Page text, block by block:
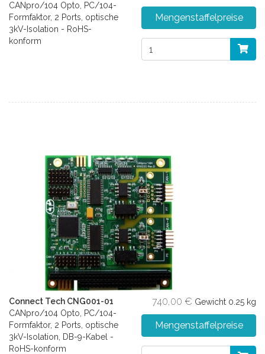
CANpro/104 Opto, PC/104-
Formfaktor, 2 Ports, optische
3kV-Isolation - RoHS-
konform
Mengenstaffelpreise
Connect Tech CNG001-01
CANpro/104 Opto, PC/104-
Formfaktor, 2 Ports, optische
3kV-Isolation, DB-9-Kabel -
RoHS-konform
740,00 € Gewicht 0.25 kg
Mengenstaffelpreise